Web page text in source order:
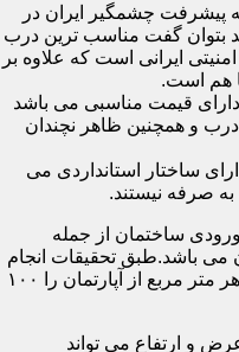
پیشرفت چشمگیر ایران در
بتوان گفت مناسب ترین درب
ایرانی است که علاوه بر
هم است.
قیمت مناسبی می باشد
درب و همچنین ظاهر نچندان
ساختار استانداردی می
صرفه نیستند.
ساختمان از جمله
می باشد.طبق تحقیقات انجام
شده،درب لابی لوکس می تواند ارزش هر متر مربع از آپارتمان را ۱۰۰
و ارتفاع می تواند